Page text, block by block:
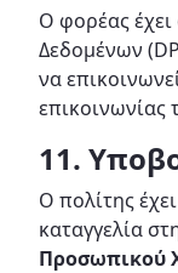
Ο φορέας
Δεδομένων
να
επικοινωνίας
11.
Ο πολίτης
καταγγελία
Προσωπικού